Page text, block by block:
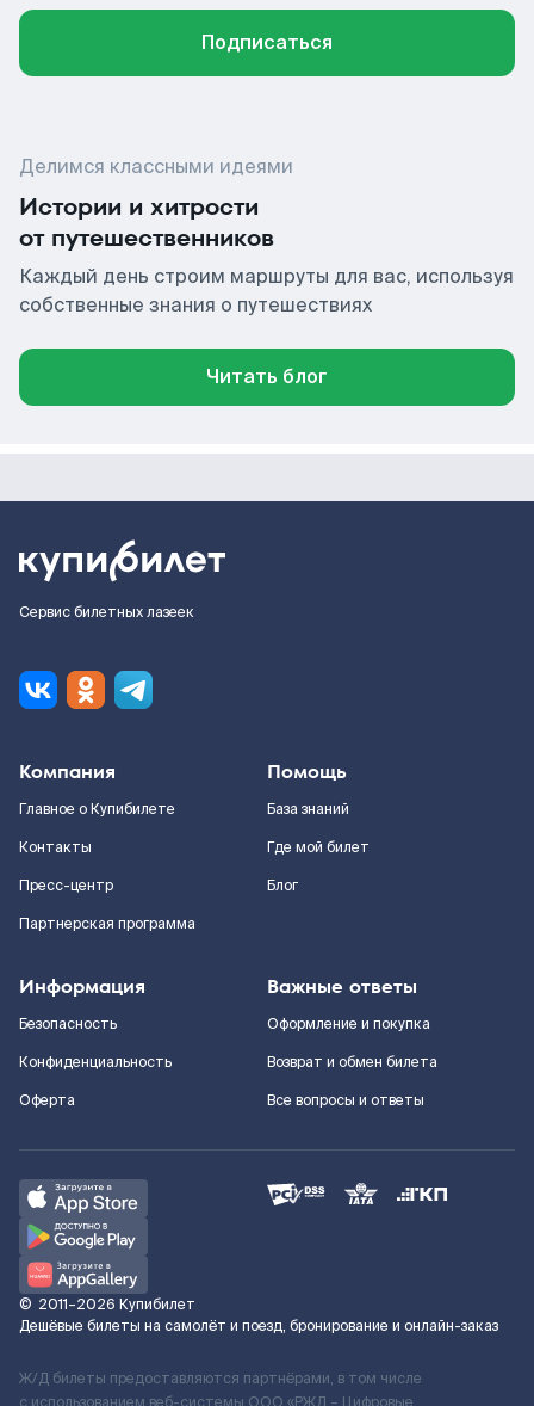
Подписаться
Делимся классными идеями
Истории и хитрости
от путешественников
Каждый день строим маршруты для вас, используя
собственные знания о путешествиях
Читать блог
Сервис билетных лазеек
Компания
Главное о Купибилете
Контакты
Пресс-центр
Партнерская программа
Помощь
База знаний
Где мой билет
Блог
Информация
Безопасность
Конфиденциальность
Оферта
Важные ответы
Оформление и покупка
Возврат и обмен билета
Все вопросы и ответы
© 2011–2026 Купибилет
Дешёвые билеты на самолёт и поезд, бронирование и онлайн-заказ
Ж/Д билеты предоставляются партнёрами, в том числе